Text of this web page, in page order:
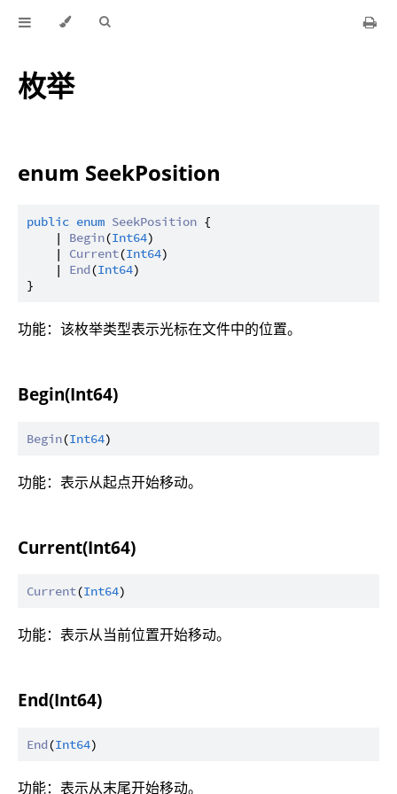
枚举
enum SeekPosition
public enum SeekPosition {
    |
Begin(Int64)
    |
Current(Int64)
    |
End(Int64)
功能：该枚举类型表示光标在文件中的位置。
Begin(Int64)
Begin(Int64
功能：表示从起点开始移动。
Current(Int64)
Current(Int64
功能：表示从当前位置开始移动。
End(Int64)
End(Int64
功能：表示从末尾开始移动。